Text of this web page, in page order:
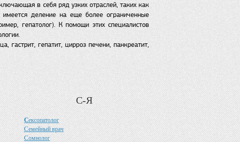
в себя ряд узких отраслей, таких как
имеется деление на еще более ограниченные
гепатолог). К помощи этих специалистов
гепатит, цирроз печени, панкреатит,
С-Я
Сексопатолог
Семейный врач
Сомнолог